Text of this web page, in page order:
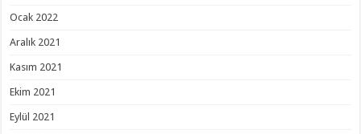
Ocak 2022
Aralık 2021
Kasım 2021
Ekim 2021
Eylül 2021